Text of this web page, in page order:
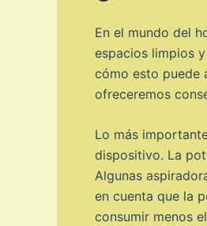
En el mundo del
espacios limpios
cómo esto puede
ofreceremos
Lo más
dispositivo. La
Algunas
en cuenta que la
consumir menos